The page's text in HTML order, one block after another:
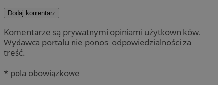
Dodaj komentarz
Komentarze są prywatnymi opiniami użytkowników.
Wydawca portalu nie ponosi odpowiedzialności za
treść.
* pola obowiązkowe